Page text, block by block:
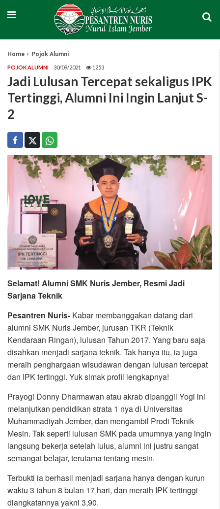
Home Pojok Alumni
POJOK ALUMNI 30/09/2021 1253
Jadi Lulusan Tercepat sekaligus IPK
Tertinggi, Alumni Ini Ingin Lanjut S-
2
Selamat! Alumni SMK Nuris Jember, Resmi Jadi
Sarjana Teknik
Pesantren Nuris- Kabar membanggakan datang dari
alumni SMK Nuris Jember, jurusan TKR (Teknik
Kendaraan Ringan), lulusan Tahun 2017. Yang baru saja
disahkan menjadi sarjana teknik. Tak hanya itu, ia juga
meraih penghargaan wisudawan dengan lulusan tercepat
dan IPK tertinggi. Yuk simak profil lengkapnya!
Prayogi Donny Dharmawan atau akrab dipanggil Yogi ini
melanjutkan pendidikan strata 1 nya di Universitas
Muhammadiyah Jember, dan mengambil Prodi Teknik
Mesin. Tak seperti lulusan SMK pada umumnya yang ingin
langsung bekerja setelah lulus, alumni ini justru sangat
semangat belajar, terutama tentang mesin.
Terbukti ia berhasil menjadi sarjana hanya dengan kurun
waktu 3 tahun 8 bulan 17 hari, dan meraih IPK tertinggi
diangkatannya yakni 3,90.